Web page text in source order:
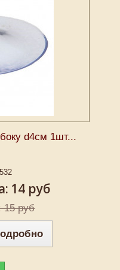
d4см 1шт...
14 руб
15 руб